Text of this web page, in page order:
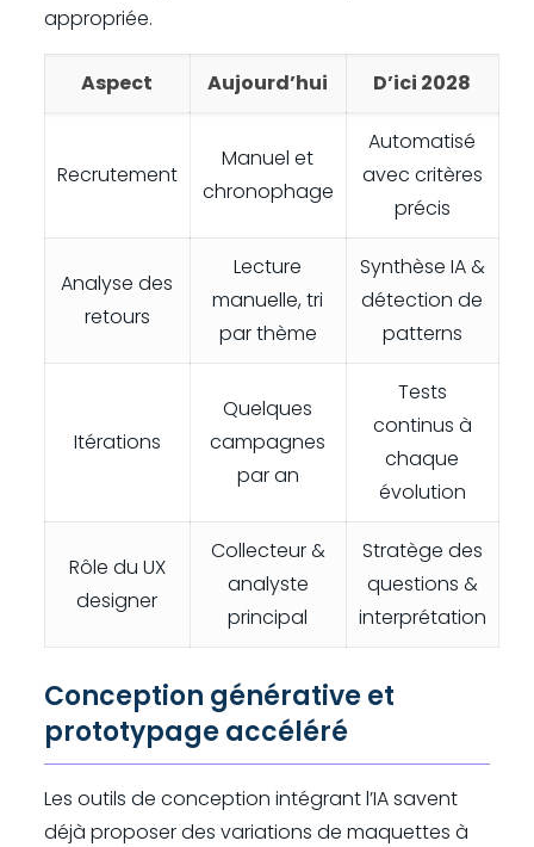
appropriée.
Aspect Aujourd’hui D’ici 2028
Recrutement
Manuel et
chronophage
Automatisé
avec critères
précis
Analyse des
retours
Lecture
manuelle, tri
par thème
Synthèse IA &
détection de
patterns
Itérations
Quelques
campagnes
par an
Tests
continus à
chaque
évolution
Rôle du UX
designer
Collecteur &
analyste
principal
Stratège des
questions &
interprétation
Conception générative et
prototypage accéléré
Les outils de conception intégrant l’IA savent
déjà proposer des variations de maquettes à